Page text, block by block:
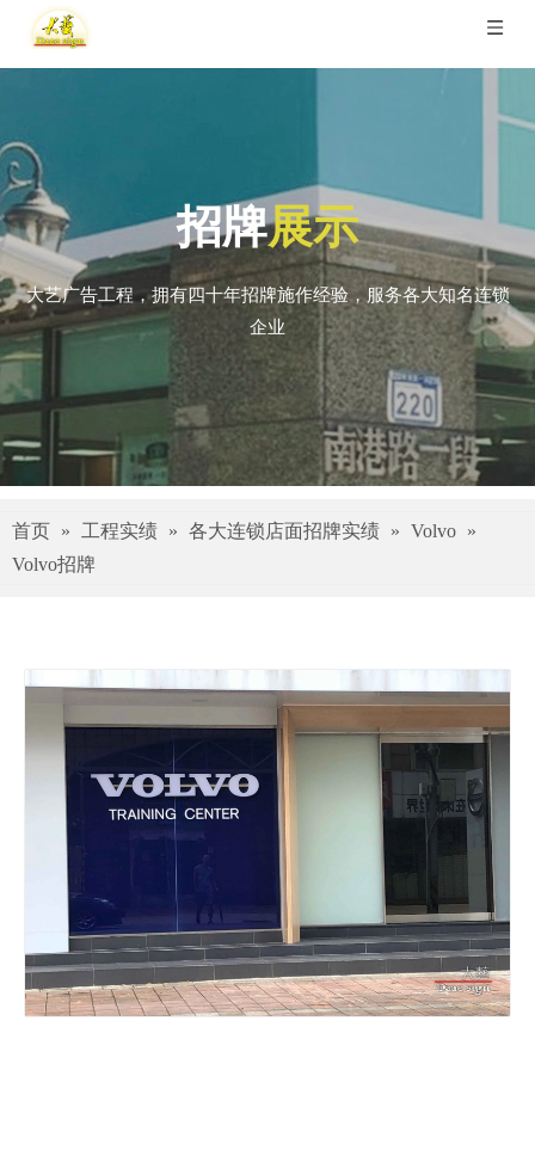
招牌展示
大艺广告工程，拥有四十年招牌施作经验，服务各大知名连锁
企业
首页 » 工程实绩 » 各大连锁店面招牌实绩 » Volvo »
Volvo招牌